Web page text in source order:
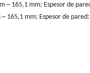
~ 165,1 mm; Espesor de
165,1 mm; Espesor de